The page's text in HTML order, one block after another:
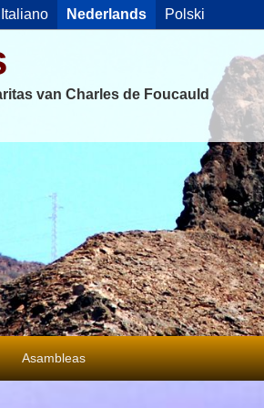
Italiano Nederlands Polski
van Charles de Foucauld
Asambleas